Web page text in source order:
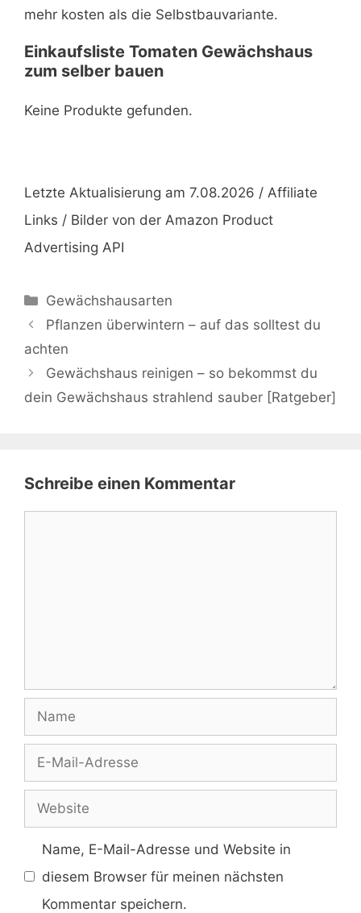
mehr kosten als die Selbstbauvariante.
Einkaufsliste Tomaten Gewächshaus
zum selber bauen
Keine Produkte gefunden.
Letzte Aktualisierung am 7.08.2026 / Affiliate
Links / Bilder von der Amazon Product
Advertising API
Kategorien
Gewächshausarten
Pflanzen überwintern – auf das solltest du
achten
Gewächshaus reinigen – so bekommst du
dein Gewächshaus strahlend sauber [Ratgeber]
Schreibe einen Kommentar
Name
Mail-
Adresse
Website
Name, E-Mail-Adresse und Website in
diesem Browser für meinen nächsten
Kommentar speichern.